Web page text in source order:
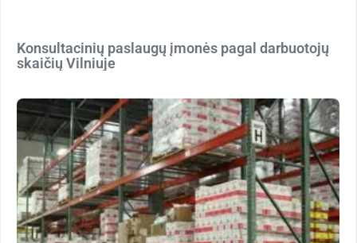
Konsultacinių paslaugų įmonės pagal darbuotojų
skaičių Vilniuje